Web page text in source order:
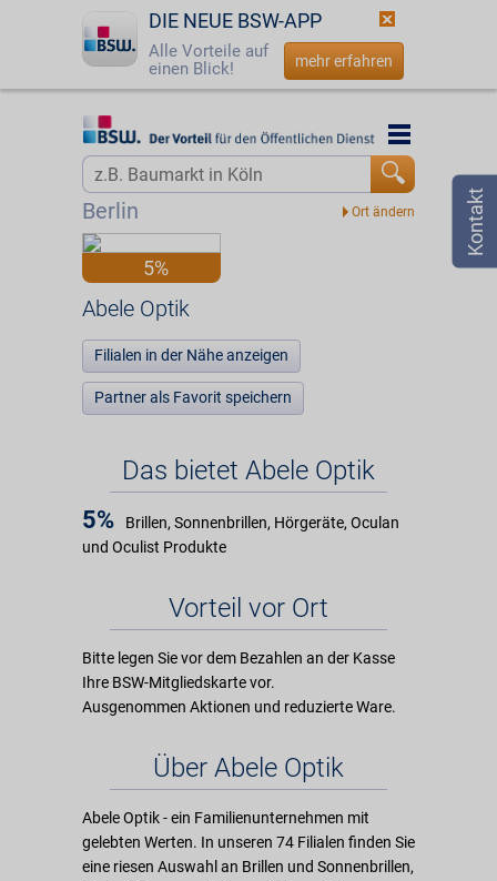
DIE NEUE BSW-APP
Alle Vorteile auf
einen Blick!
mehr erfahren
Startseite
Login
Berlin
Startseite
5%
Abele Optik
Filialen in der Nähe anzeigen
Partner als Favorit speichern
Das bietet Abele Optik
5%
Brillen, Sonnenbrillen, Hörgeräte, Oculan
und Oculist Produkte
Vorteil vor Ort
Bitte legen Sie vor dem Bezahlen an der Kasse
Ihre BSW-Mitgliedskarte vor.
Ausgenommen Aktionen und reduzierte Ware.
Über Abele Optik
Abele Optik - ein Familienunternehmen mit
gelebten Werten. In unseren 74 Filialen finden Sie
eine riesen Auswahl an Brillen und Sonnenbrillen,